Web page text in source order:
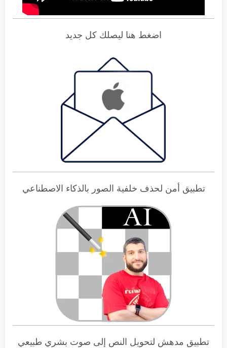
اضغط هنا ليصلك كل جديد
تطبيق أمن لحذف خلفية الصور بالذكاء الاصطناعي
تطبيق مدهش لتحويل النص إلى صوت بشري طبيعي